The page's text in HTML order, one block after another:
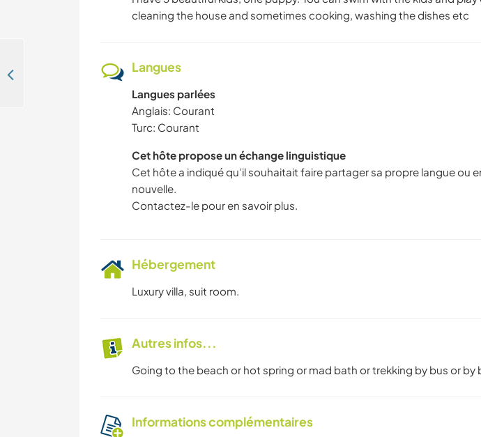
cleaning the house and sometimes cooking, washing the dishes etc
Langues
Langues parlées
Anglais: Courant
Turc: Courant
Cet hôte propose un échange linguistique
Cet hôte a indiqué qu’il souhaitait faire partager sa propre langue ou
nouvelle.
Contactez-le pour en savoir plus.
Hébergement
Luxury villa, suit room.
Autres infos...
Going to the beach or hot spring or mad bath or trekking by bus or by
Informations complémentaires
Help with childminding and speak English/German with our children in İzmir, Turkey